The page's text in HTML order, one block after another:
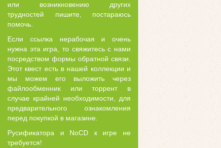
или возникновению других
трудностей пишите, постараюсь
помочь.
Если ссылка нерабочая и очень
нужна эта игра, то свяжитесь с нами
посредством формы обратной связи.
Этот квест есть в нашей коллекции и
мы можем его выложить через
файлообменник или торрент в
случае крайней необходимости, для
предварительного ознакомления
перед покупкой в магазине.
Русификатора и NoCD к игре не
требуется!